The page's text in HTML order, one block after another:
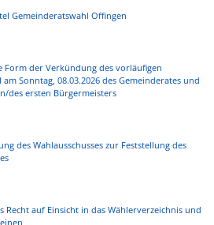
Gemeinderatswahl Offingen
Form der Verkündung des vorläufigen
Sonntag, 08.03.2026 des Gemeinderates und
des ersten Bürgermeisters
des Wahlausschusses zur Feststellung des
Recht auf Einsicht in das Wählerverzeichnis und